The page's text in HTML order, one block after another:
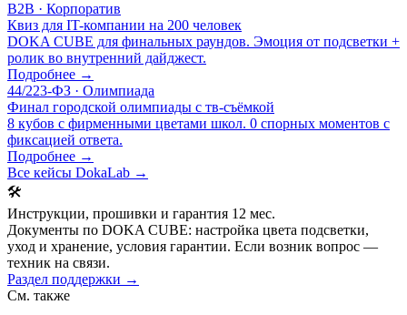
B2B · Корпоратив
Квиз для IT-компании на 200 человек
DOKA CUBE для финальных раундов. Эмоция от подсветки +
ролик во внутренний дайджест.
Подробнее →
44/223-ФЗ · Олимпиада
Финал городской олимпиады с тв-съёмкой
8 кубов с фирменными цветами школ. 0 спорных моментов с
фиксацией ответа.
Подробнее →
Все кейсы DokaLab →
🛠️
Инструкции, прошивки и гарантия 12 мес.
Документы по DOKA CUBE: настройка цвета подсветки,
уход и хранение, условия гарантии. Если возник вопрос —
техник на связи.
Раздел поддержки →
См. также